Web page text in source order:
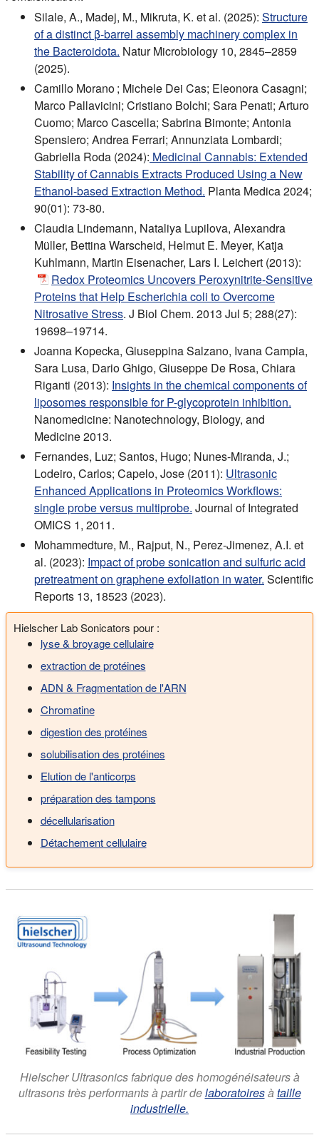
Silale, A., Madej, M., Mikruta, K. et al. (2025): Structure
of a distinct β-barrel assembly machinery complex in
the Bacteroidota. Natur Microbiology 10, 2845–2859
(2025).
Camillo Morano ; Michele Dei Cas; Eleonora Casagni;
Marco Pallavicini; Cristiano Bolchi; Sara Penati; Arturo
Cuomo; Marco Cascella; Sabrina Bimonte; Antonia
Spensiero; Andrea Ferrari; Annunziata Lombardi;
Gabriella Roda (2024): Medicinal Cannabis: Extended
Stability of Cannabis Extracts Produced Using a New
Ethanol-based Extraction Method. Planta Medica 2024;
90(01): 73-80.
Claudia Lindemann, Nataliya Lupilova, Alexandra
Müller, Bettina Warscheid, Helmut E. Meyer, Katja
Kuhlmann, Martin Eisenacher, Lars I. Leichert (2013):
Redox Proteomics Uncovers Peroxynitrite-Sensitive
Proteins that Help Escherichia coli to Overcome
Nitrosative Stress. J Biol Chem. 2013 Jul 5; 288(27):
19698–19714.
Joanna Kopecka, Giuseppina Salzano, Ivana Campia,
Sara Lusa, Dario Ghigo, Giuseppe De Rosa, Chiara
Riganti (2013): Insights in the chemical components of
liposomes responsible for P-glycoprotein inhibition.
Nanomedicine: Nanotechnology, Biology, and
Medicine 2013.
Fernandes, Luz; Santos, Hugo; Nunes-Miranda, J.;
Lodeiro, Carlos; Capelo, Jose (2011): Ultrasonic
Enhanced Applications in Proteomics Workflows:
single probe versus multiprobe. Journal of Integrated
OMICS 1, 2011.
Mohammedture, M., Rajput, N., Perez-Jimenez, A.I. et
al. (2023): Impact of probe sonication and sulfuric acid
pretreatment on graphene exfoliation in water. Scientific
Reports 13, 18523 (2023).
Hielscher Lab Sonicators pour :
lyse & broyage cellulaire
extraction de protéines
ADN & Fragmentation de l'ARN
Chromatine
digestion des protéines
solubilisation des protéines
Elution de l'anticorps
préparation des tampons
décellularisation
Détachement cellulaire
Hielscher Ultrasonics fabrique des homogénéisateurs à
ultrasons très performants à partir delaboratoiresàtaille
industrielle.